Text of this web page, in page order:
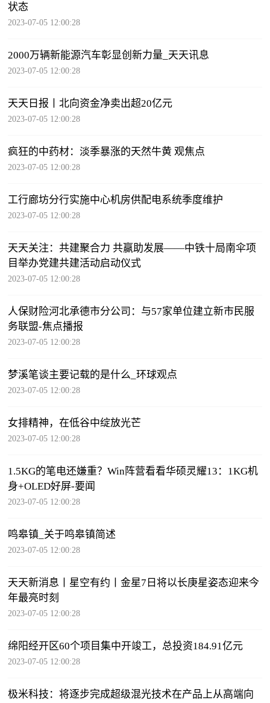
状态
2023-07-05 12:00:28
2000万辆新能源汽车彰显创新力量_天天讯息
2023-07-05 12:00:28
天天日报丨北向资金净卖出超20亿元
2023-07-05 12:00:28
疯狂的中药材：淡季暴涨的天然牛黄 观焦点
2023-07-05 12:00:28
工行廊坊分行实施中心机房供配电系统季度维护
2023-07-05 12:00:28
天天关注：共建聚合力 共赢助发展——中铁十局南伞项
目举办党建共建活动启动仪式
2023-07-05 12:00:28
人保财险河北承德市分公司：与57家单位建立新市民服
务联盟-焦点播报
2023-07-05 12:00:28
梦溪笔谈主要记载的是什么_环球观点
2023-07-05 12:00:28
女排精神，在低谷中绽放光芒
2023-07-05 12:00:28
1.5KG的笔电还嫌重？Win阵营看看华硕灵耀13：1KG机
身+OLED好屏-要闻
2023-07-05 12:00:28
鸣皋镇_关于鸣皋镇简述
2023-07-05 12:00:28
天天新消息丨星空有约丨金星7日将以长庚星姿态迎来今
年最亮时刻
2023-07-05 12:00:28
绵阳经开区60个项目集中开竣工，总投资184.91亿元
2023-07-05 12:00:28
极米科技：将逐步完成超级混光技术在产品上从高端向